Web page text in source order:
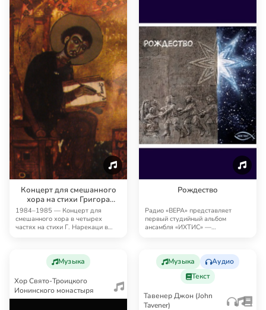
Концерт для смешанного
хора на стихи Григора
Нарекского из «Книги
скорбных песнопений»
1984–1985 — Концерт для
смешанного хора в четырех
частях на стихи Г. Нарекаци в
Рождество
Радио «ВЕРА» представляет
первый студийный альбом
ансамбля «ИХТИС» —
Музыка
Хор Свято-Троицкого
Ионинского монастыря
Музыка
Аудио
Текст
Тавенер Джон (John
Tavener)